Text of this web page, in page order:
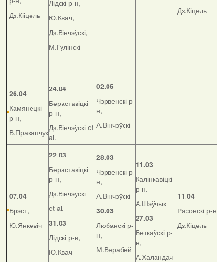
Дз.Кііцель
Лідскі р-н,
Ю.Квач,
Дз.Вінчэўскі,
М.Гулінскі
Дз.Кіцель
26.04
Камянецкі
р-н,
В.Пракапчук
24.04
Бераставіцкі
р-н,
Дз.Вінчэўскі et
al.
02.05
Чэрвенскі р-
н,
А.Вінчэўскі
07.04
Брэст,
Ю.Янкевіч
22.03
Бераставіцкі
р-н,
Дз.Вінчэўскі
et al.
31.03
Лідскі р-н,
Ю.Квач
28.03
Чэрвенскі р-
н,
А.Вінчэўскі
30.03
Любанскі р-
н,
М.Верабей
11.03
Калінкавіцкі
р-н,
А.Шэўчык
27.03
Веткаўскі р-
н,
А.Халандач
11.04
Расонскі р-
Дз.Кіцель